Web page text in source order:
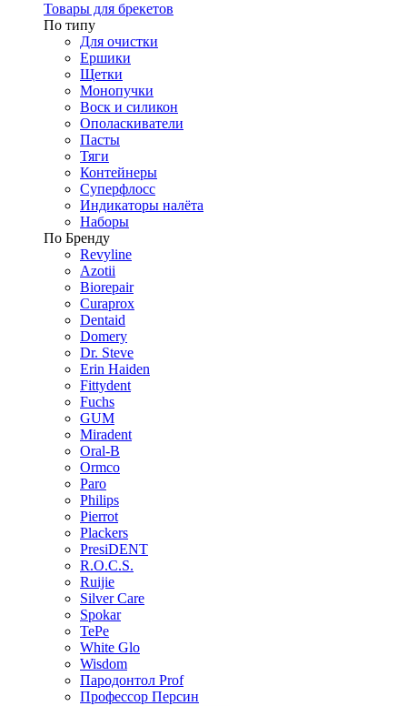
Товары для брекетов
По типу
Для очистки
Ершики
Щетки
Монопучки
Воск и силикон
Ополаскиватели
Пасты
Тяги
Контейнеры
Суперфлосс
Индикаторы налёта
Наборы
По Бренду
Revyline
Azotii
Biorepair
Curaprox
Dentaid
Domery
Dr. Steve
Erin Haiden
Fittydent
Fuchs
GUM
Miradent
Oral-B
Ormco
Paro
Philips
Pierrot
Plackers
PresiDENT
R.O.C.S.
Ruijie
Silver Care
Spokar
TePe
White Glo
Wisdom
Пародонтол Prof
Профессор Персин